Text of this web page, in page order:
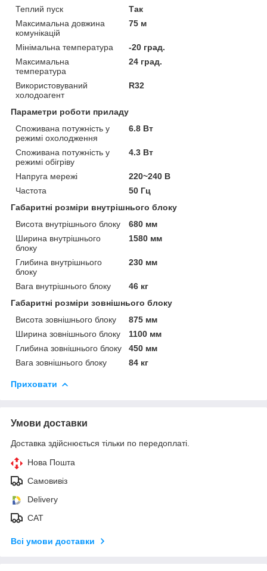
Теплий пуск
Так
Максимальна довжина
комунікацій
75 м
Мінімальна температура
-20 град.
Максимальна
температура
24 град.
Використовуваний
холодоагент
R32
Параметри роботи приладу
Споживана потужність у
режимі охолодження
6.8 Вт
Споживана потужність у
режимі обігріву
4.3 Вт
Напруга мережі
220~240 В
Частота
50 Гц
Габаритні розміри внутрішнього блоку
Висота внутрішнього блоку
680 мм
Ширина внутрішнього
блоку
1580 мм
Глибина внутрішнього
блоку
230 мм
Вага внутрішнього блоку
46 кг
Габаритні розміри зовнішнього блоку
Висота зовнішнього блоку
875 мм
Ширина зовнішнього блоку
1100 мм
Глибина зовнішнього блоку
450 мм
Вага зовнішнього блоку
84 кг
Приховати
Умови доставки
Доставка здійснюється тільки по передоплаті.
Нова Пошта
Самовивіз
Delivery
САТ
Всі умови доставки